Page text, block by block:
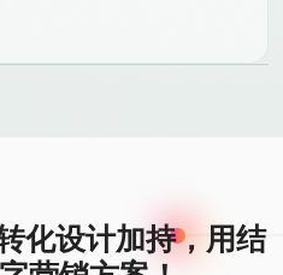
化设计加持，用结